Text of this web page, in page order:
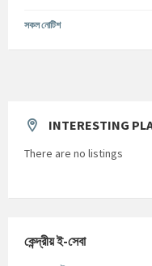
সকল নোটিশ
INTERESTING
There are no listings
কেন্দ্রীয় ই-সেবা